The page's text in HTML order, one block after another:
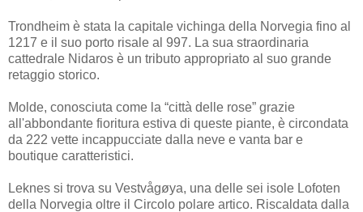
Trondheim è stata la capitale vichinga della Norvegia fino al
1217 e il suo porto risale al 997. La sua straordinaria
cattedrale Nidaros è un tributo appropriato al suo grande
retaggio storico.
Molde, conosciuta come la “città delle rose” grazie
all'abbondante fioritura estiva di queste piante, è circondata
da 222 vette incappucciate dalla neve e vanta bar e
boutique caratteristici.
Leknes si trova su Vestvågøya, una delle sei isole Lofoten
della Norvegia oltre il Circolo polare artico. Riscaldata dalla